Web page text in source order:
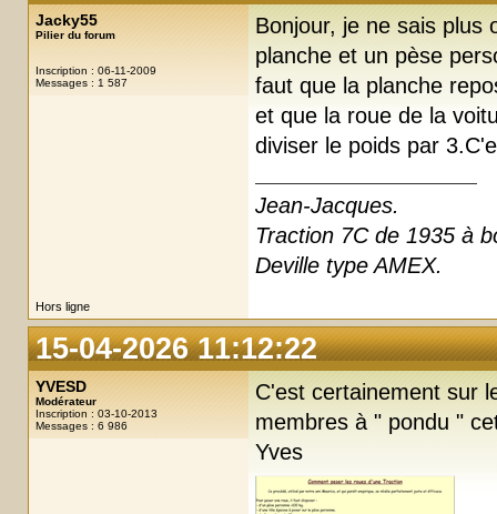
Jacky55
Pilier du forum
Inscription : 06-11-2009
Messages : 1 587
Bonjour, je ne sais plus
planche et un pèse
faut que la planche
et que la roue de la
diviser le poids par
Jean-Jacques.
Traction 7C de 1935 à
Deville type AMEX.
Hors ligne
15-04-2026 11:12:22
YVESD
Modérateur
Inscription : 03-10-2013
Messages : 6 986
C'est certainement sur
membres à " pondu "
Yves